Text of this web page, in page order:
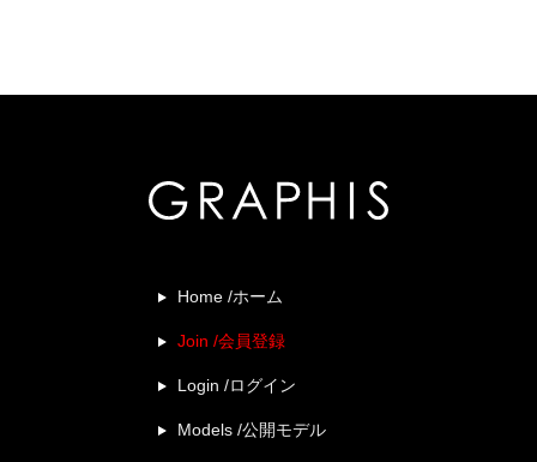
Home /ホーム
Join /会員登録
Login /ログイン
Models /公開モデル